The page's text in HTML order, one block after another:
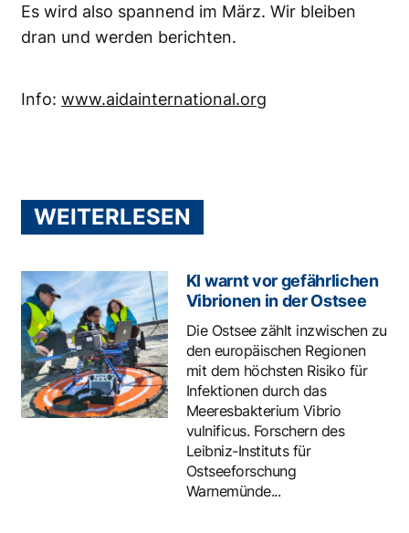
Es wird also spannend im März. Wir bleiben
dran und werden berichten.
Info: www.aidainternational.org
WEITERLESEN
KI warnt vor gefährlichen
Vibrionen in der Ostsee
Die Ostsee zählt inzwischen zu
den europäischen Regionen
mit dem höchsten Risiko für
Infektionen durch das
Meeresbakterium Vibrio
vulnificus. Forschern des
Leibniz-Instituts für
Ostseeforschung
Warnemünde...